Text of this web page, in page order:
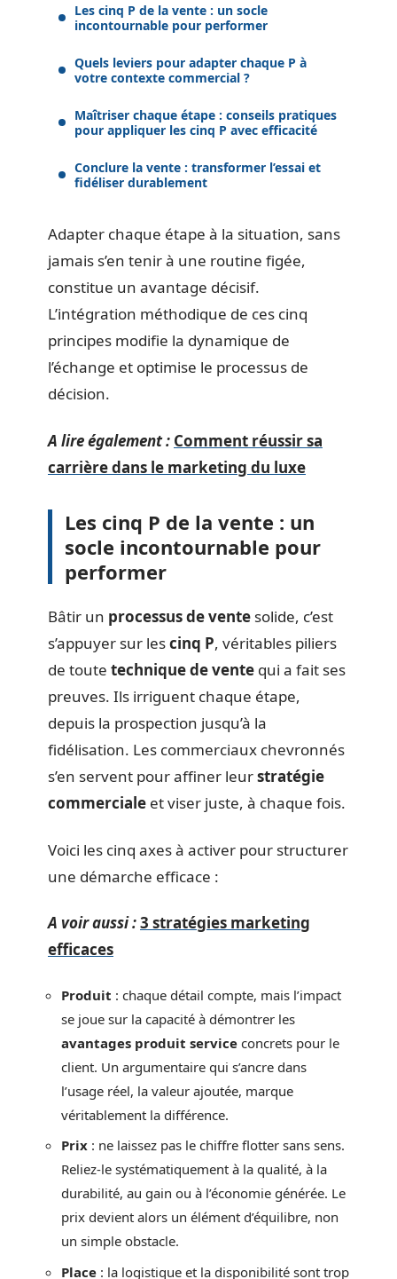
Les cinq P de la vente : un socle
incontournable pour performer
Quels leviers pour adapter chaque P à
votre contexte commercial ?
Maîtriser chaque étape : conseils pratiques
pour appliquer les cinq P avec efficacité
Conclure la vente : transformer l’essai et
fidéliser durablement
Adapter chaque étape à la situation, sans
jamais s’en tenir à une routine figée,
constitue un avantage décisif.
L’intégration méthodique de ces cinq
principes modifie la dynamique de
l’échange et optimise le processus de
décision.
A lire également : Comment réussir sa
carrière dans le marketing du luxe
Les cinq P de la vente : un
socle incontournable pour
performer
Bâtir un processus de vente solide, c’est
s’appuyer sur lescinq P, véritables piliers
de toute technique de vente qui a fait ses
preuves. Ils irriguent chaque étape,
depuis la prospection jusqu’à la
fidélisation. Les commerciaux chevronnés
s’en servent pour affiner leurstratégie
commerciale et viser juste, à chaque fois.
Voici les cinq axes à activer pour structurer
une démarche efficace :
A voir aussi :3 stratégies marketing
efficaces
Produit : chaque détail compte, mais l’impact
se joue sur la capacité à démontrer les
avantages produit service concrets pour le
client. Un argumentaire qui s’ancre dans
l’usage réel, la valeur ajoutée, marque
véritablement la différence.
Prix : ne laissez pas le chiffre flotter sans sens.
Reliez-le systématiquement à la qualité, à la
durabilité, au gain ou à l’économie générée. Le
prix devient alors un élément d’équilibre, non
un simple obstacle.
Place : la logistique et la disponibilité sont trop